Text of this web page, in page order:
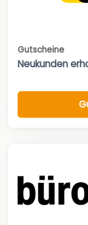
Gutscheine
Neukunden